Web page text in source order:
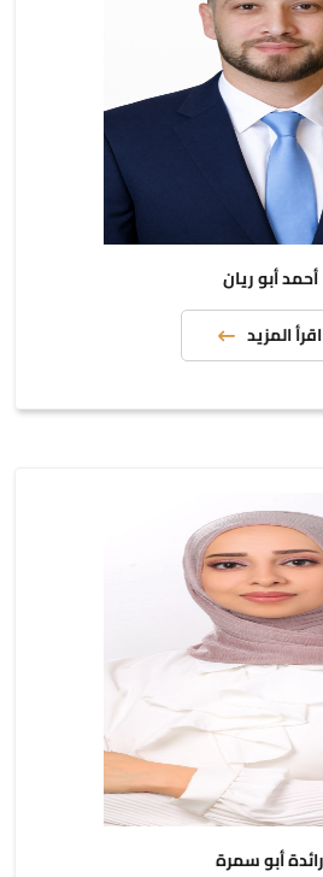
أحمد أبو ريان
اقرأ المزيد
رائدة أبو سمرة